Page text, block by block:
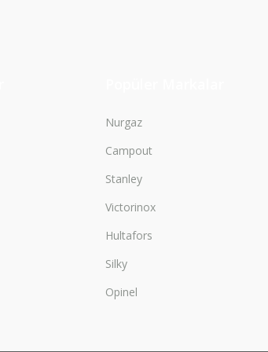
Nurgaz
Campout
Stanley
Victorinox
Hultafors
Silky
Opinel